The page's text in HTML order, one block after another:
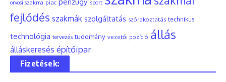
orvosi szakma piac sport
fejlődés szakmák szolgáltatás szórakoztatás technikus
technológia tervezés tudomány vezetői pozíció állás
álláskeresés építőipar
Fizetések: